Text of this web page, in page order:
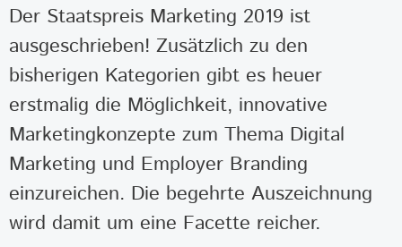
Der Staatspreis Marketing 2019 ist
ausgeschrieben! Zusätzlich zu den
bisherigen Kategorien gibt es heuer
erstmalig die Möglichkeit, innovative
Marketingkonzepte zum Thema Digital
Marketing und Employer Branding
einzureichen. Die begehrte Auszeichnung
wird damit um eine Facette reicher.